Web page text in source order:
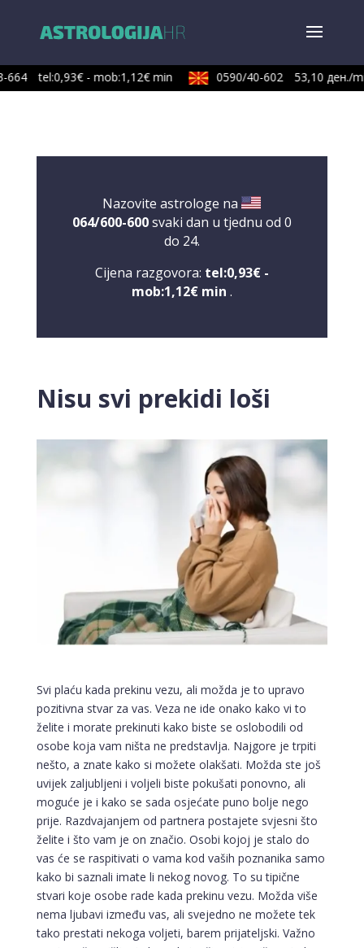
664 tel:0,93€ - mob:1,12€ min 0590/40-602 53,10 ден./
Nazovite astrologe na
064/600-600svaki dan u tjednu od 0
do 24.
Cijena razgovora: tel:0,93€ -
mob:1,12€ min .
Nisu svi prekidi loši
Svi plaću kada prekinu vezu, ali možda je to upravo
pozitivna stvar za vas. Veza ne ide onako kako vi to
želite i morate prekinuti kako biste se oslobodili od
osobe koja vam ništa ne predstavlja. Najgore je trpiti
nešto, a znate kako si možete olakšati. Možda ste još
uvijek zaljubljeni i voljeli biste pokušati ponovno, ali
moguće je i kako se sada osjećate puno bolje nego
prije. Razdvajanjem od partnera postajete svjesni što
želite i što vam je on značio. Osobi kojoj je stalo do
vas će se raspitivati o vama kod vaših poznanika samo
kako bi saznali imate li nekog novog. To su tipične
stvari koje osobe rade kada prekinu vezu. Možda više
nema ljubavi između vas, ali svejedno ne možete tek
tako prestati nekoga voljeti, barem prijateljski. Važno